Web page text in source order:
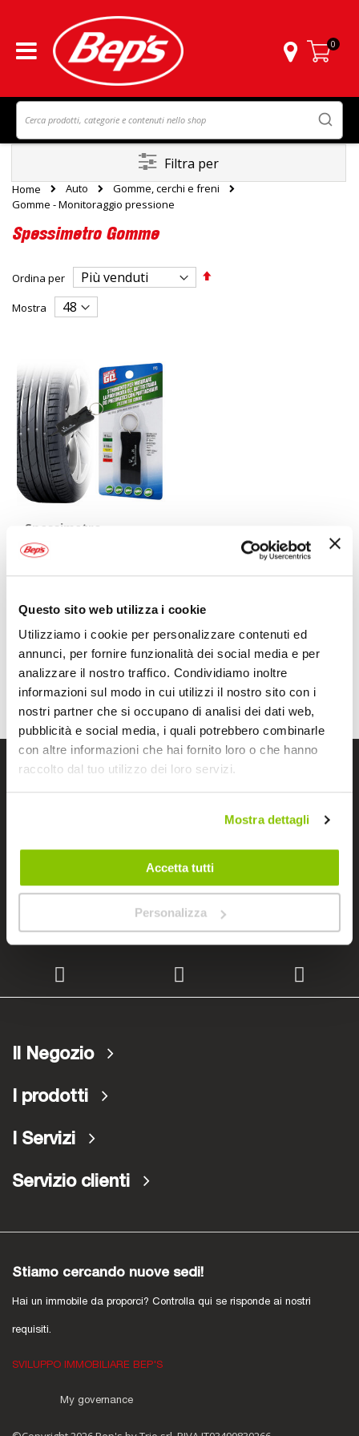
Questo sito web utilizza i cookie
Utilizziamo i cookie per personalizzare contenuti ed
annunci, per fornire funzionalità dei social media e per
analizzare il nostro traffico. Condividiamo inoltre
informazioni sul modo in cui utilizzi il nostro sito con i
nostri partner che si occupano di analisi dei dati web,
pubblicità e social media, i quali potrebbero combinarle
con altre informazioni che hai fornito loro o che hanno
raccolto dal tuo utilizzo dei loro servizi.
Mostra dettagli
Accetta tutti
Personalizza
Carrello
0
Home Auto
Gomme, cerchi e freni
Gomme - Monitoraggio pressione
Spessimetro Gomme
Ordina per
Imposta
Mostra
Spessimetro
Gomme Con
portachiavi -
WEKGO
WEKGO
48H
Mostra
Filtra per
I negozi Bep's
Lavora con noi
Il Negozio
I prodotti
I Servizi
Servizio clienti
Stiamo cercando nuove sedi!
Hai un immobile da proporci? Controlla qui se risponde ai nostri
requisiti.
SVILUPPO IMMOBILIARE BEP'S
My governance